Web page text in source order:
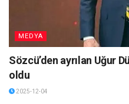
MEDYA
Sözcü’den ayrılan Uğur
oldu
2025-12-04